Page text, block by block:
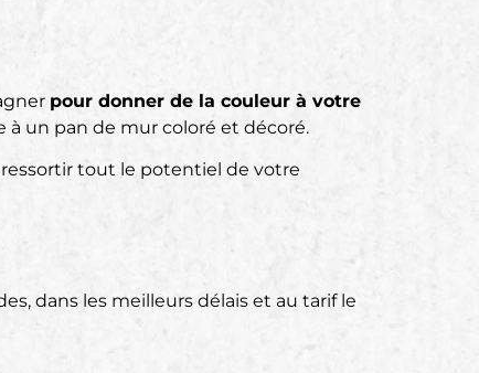
pour donner de la couleur à votre
à un pan de mur coloré et décoré.
tout le potentiel de votre
dans les meilleurs délais et au tarif le